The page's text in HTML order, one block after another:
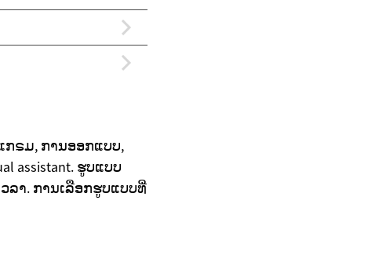
ຣມ, ການອອກແບບ,
assistant. ຮູບແບບ
ລາ. ການເລືອກຮູບແບບທີ່